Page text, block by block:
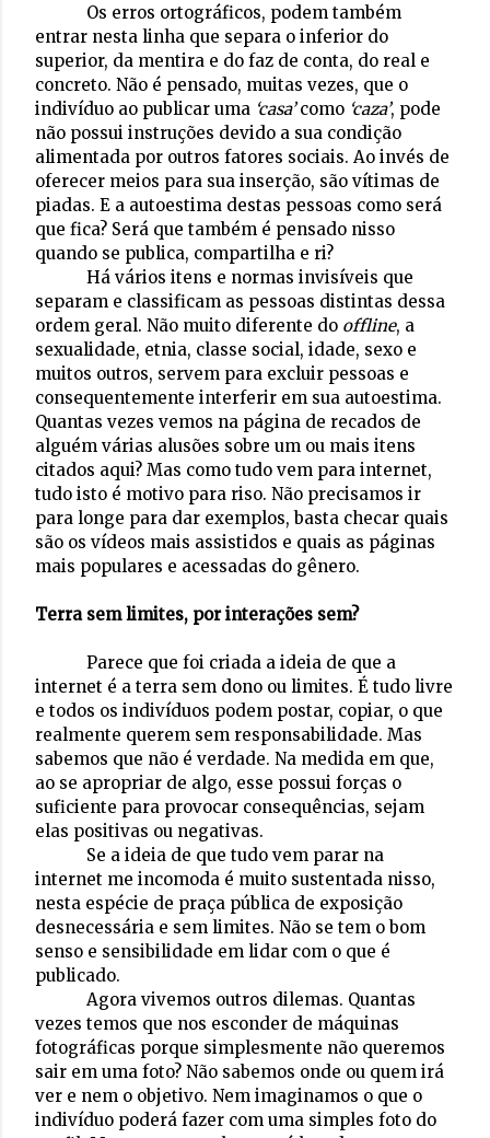
Os erros ortográficos, podem também
entrar nesta linha que separa o inferior do
superior, da mentira e do faz de conta, do real e
concreto. Não é pensado, muitas vezes, que o
indivíduo ao publicar uma ‘casa’como ‘caza’, pode
não possui instruções devido a sua condição
alimentada por outros fatores sociais. Ao invés de
oferecer meios para sua inserção, são vítimas de
piadas. E a autoestima destas pessoas como será
que fica? Será que também é pensado nisso
quando se publica, compartilha e ri?
Há vários itens e normas invisíveis que
separam e classificam as pessoas distintas dessa
ordem geral. Não muito diferente do offline, a
sexualidade, etnia, classe social, idade, sexo e
muitos outros, servem para excluir pessoas e
consequentemente interferir em sua autoestima.
Quantas vezes vemos na página de recados de
alguém várias alusões sobre um ou mais itens
citados aqui? Mas como tudo vem para internet,
tudo isto é motivo para riso. Não precisamos ir
para longe para dar exemplos, basta checar quais
são os vídeos mais assistidos e quais as páginas
mais populares e acessadas do gênero.
Terra sem limites, por interações sem?
Parece que foi criada a ideia de que a
internet é a terra sem dono ou limites. É tudo livre
e todos os indivíduos podem postar, copiar, o que
realmente querem sem responsabilidade. Mas
sabemos que não é verdade. Na medida em que,
ao se apropriar de algo, esse possui forças o
suficiente para provocar consequências, sejam
elas positivas ou negativas.
Se a ideia de que tudo vem parar na
internet me incomoda é muito sustentada nisso,
nesta espécie de praça pública de exposição
desnecessária e sem limites. Não se tem o bom
senso e sensibilidade em lidar com o que é
publicado.
Agora vivemos outros dilemas. Quantas
vezes temos que nos esconder de máquinas
fotográficas porque simplesmente não queremos
sair em uma foto? Não sabemos onde ou quem irá
ver e nem o objetivo. Nem imaginamos o que o
indivíduo poderá fazer com uma simples foto do